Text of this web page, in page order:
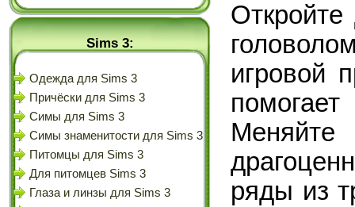
Sims 3:
Одежда для Sims 3
Причёски для Sims 3
Симы для Sims 3
Симы знаменитости для Sims 3
Питомцы для Sims 3
Для питомцев Sims 3
Глаза и линзы для Sims 3
игровой
ряды из